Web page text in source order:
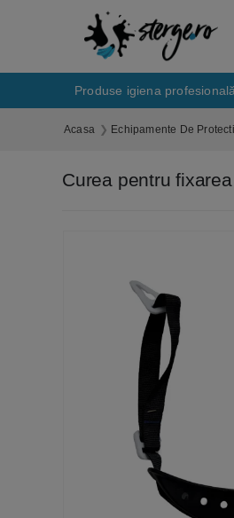
Produse igiena profesională
Acasa Echipamente De
Curea pentru